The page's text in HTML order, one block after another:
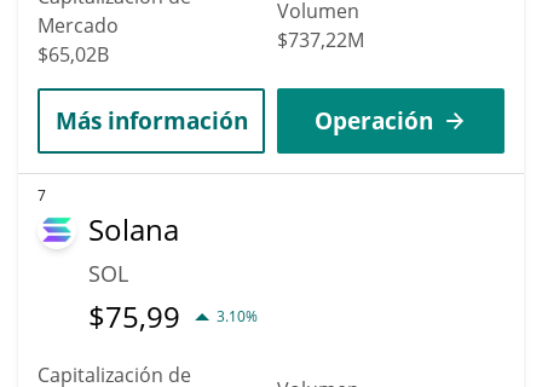
Mercado
$65,02B
Volumen
$737,22M
Más información Operación
7
Solana
SOL
$75,99 3.10%
Capitalización de